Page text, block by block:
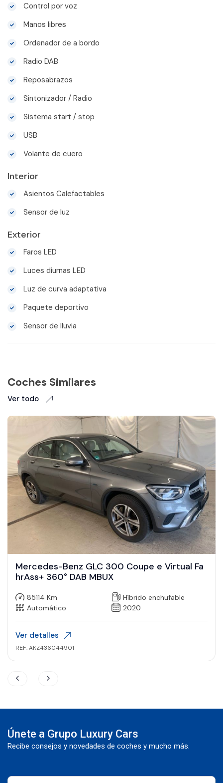
Control por voz
Manos libres
Ordenador de a bordo
Radio DAB
Reposabrazos
Sintonizador / Radio
Sistema start / stop
USB
Volante de cuero
Interior
Asientos Calefactables
Sensor de luz
Exterior
Faros LED
Luces diurnas LED
Luz de curva adaptativa
Paquete deportivo
Sensor de lluvia
Coches Similares
Ver todo
Mercedes-Benz GLC 300 Coupe e Virtual Fa
hrAss+ 360° DAB MBUX
85114 Km
Híbrido enchufable
Automático
2020
Ver detalles
REF: AKZ436044901
Únete a Grupo Luxury Cars
Recibe consejos y novedades de coches y mucho más.